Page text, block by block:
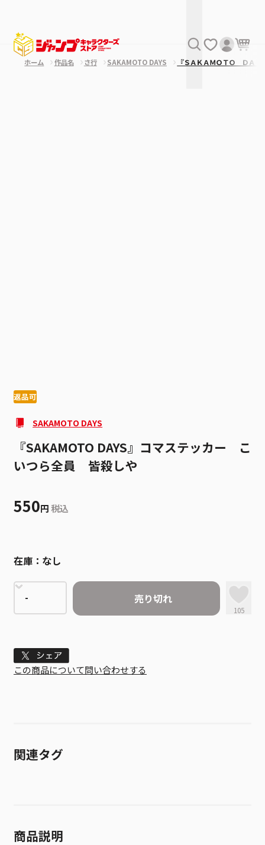
ホーム 作品名 さ行 SAKAMOTO DAYS 『ＳＡＫＡＭＯＴＯ ＤＡ
返品可
SAKAMOTO DAYS
『SAKAMOTO DAYS』コマステッカー こ
いつら全員 皆殺しや
550円 税込
在庫： なし
売り切れ
105
Tweet
この商品について問い合わせする
関連タグ
商品説明